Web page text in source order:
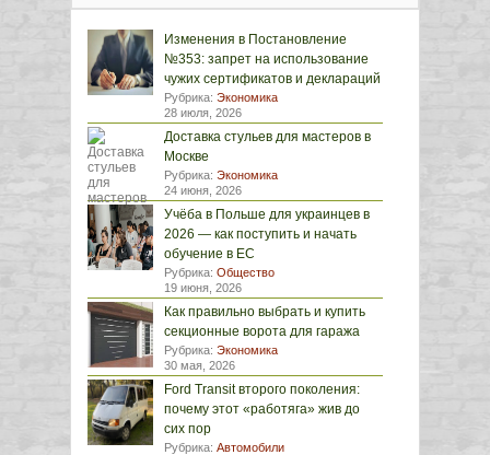
Изменения в Постановление
№353: запрет на использование
чужих сертификатов и деклараций
Рубрика: Экономика
28 июля, 2026
Доставка стульев для мастеров в
Москве
Рубрика: Экономика
24 июня, 2026
Учёба в Польше для украинцев в
2026 — как поступить и начать
обучение в ЕС
Рубрика: Общество
19 июня, 2026
Как правильно выбрать и купить
секционные ворота для гаража
Рубрика: Экономика
30 мая, 2026
Ford Transit второго поколения:
почему этот «работяга» жив до
сих пор
Рубрика: Автомобили